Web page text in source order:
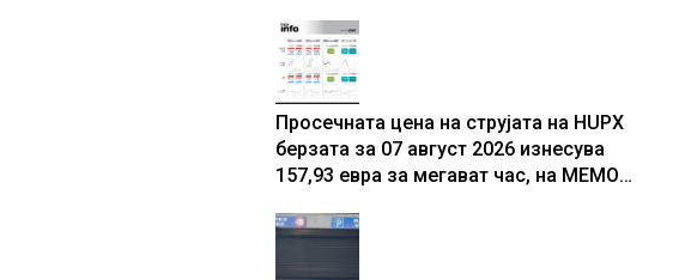
податоци
Просечната цена на струјата на HUPX
берзата за 07 август 2026 изнесува
157,93 евра за мегават час, на МЕМО